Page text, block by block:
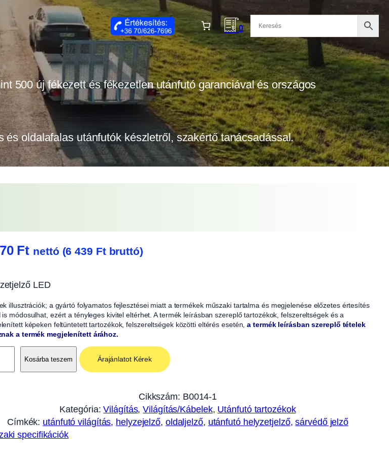
0
500 új fékezett és fékezetlen utánfutó garanciával és országos
oldalafalas utánfutók készletről, szakértő tanácsadással.
Ft nettó (6 439 Ftbruttó)
LED
illusztrációk; a gyártó folyamatos fejlesztései miatt a termékek műszaki tartalma és megjelenése előzetes értesítés
is módosulhat, ezért a tényleges kivitel eltérhet. A termék leírásban szereplő tartozékok, felszereltségek és a
képeken feltüntetett tartozékok, felszereltségek közötti eltérés esetén,a termék leírásban szereplő tételek
a termék megjelenített árához.
Kosárba teszem Árajánlatot Kérek
Cikkszám: B0014-1
Kategória:Világítás, Világítás/Kábelek, Utánfutó tartozékok
Címkék: utánfutó világítás, helyzejelző, oldaljelző, utánfutó helyzetjelző, sárvédő jelző
specifikációk